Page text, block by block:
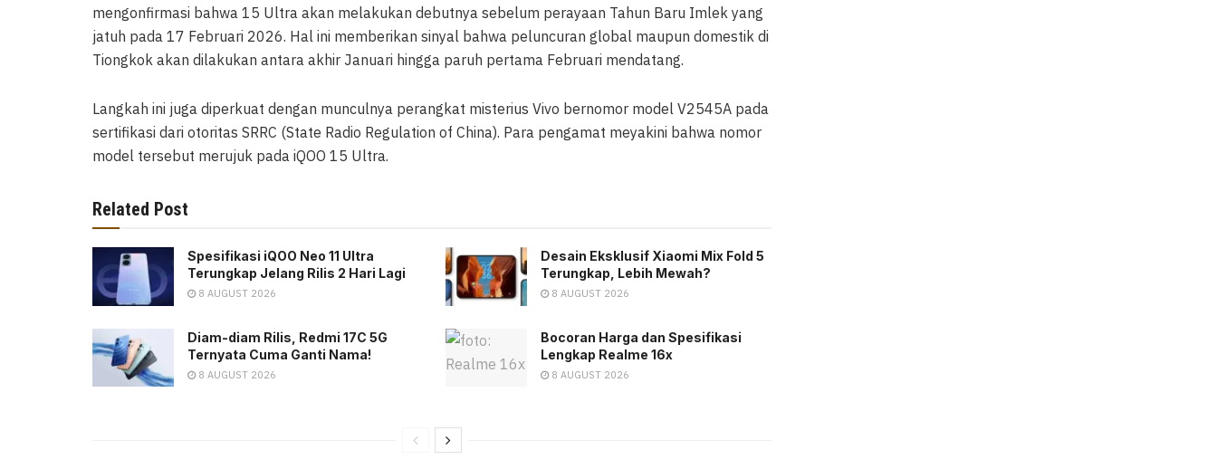
mengonfirmasi bahwa 15 Ultra akan melakukan debutnya sebelum perayaan Tahun Baru Imlek yang
jatuh pada 17 Februari 2026. Hal ini memberikan sinyal bahwa peluncuran global maupun domestik di
Tiongkok akan dilakukan antara akhir Januari hingga paruh pertama Februari mendatang.
Langkah ini juga diperkuat dengan munculnya perangkat misterius Vivo bernomor model V2545A pada
sertifikasi dari otoritas SRRC (State Radio Regulation of China). Para pengamat meyakini bahwa nomor
model tersebut merujuk pada iQOO 15 Ultra.
Related Post
Spesifikasi iQOO Neo 11 Ultra
Terungkap Jelang Rilis 2 Hari Lagi
8 AUGUST 2026
Desain Eksklusif Xiaomi Mix Fold 5
Terungkap, Lebih Mewah?
8 AUGUST 2026
Diam-diam Rilis, Redmi 17C 5G
Ternyata Cuma Ganti Nama!
8 AUGUST 2026
Bocoran Harga dan Spesifikasi
Lengkap Realme 16x
8 AUGUST 2026